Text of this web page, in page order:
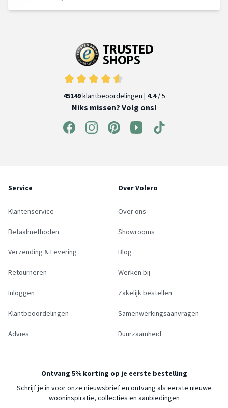
45149klantbeoordelingen | 4.4/ 5
Niks missen? Volg ons!
Service
Klantenservice
Betaalmethoden
Verzending & Levering
Retourneren
Inloggen
Klantbeoordelingen
Advies
Over Volero
Over ons
Showrooms
Blog
Werken bij
Zakelijk bestellen
Samenwerkingsaanvragen
Duurzaamheid
Ontvang 5% korting op je eerste bestelling
Schrijf je in voor onze nieuwsbrief en ontvang als eerste nieuwe
wooninspiratie, collecties en aanbiedingen